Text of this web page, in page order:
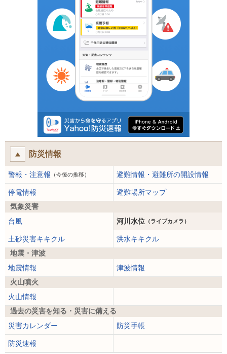
防災情報
警報・注意報 （今後の推移） 避難情報・避難所の開設情報
停電情報
避難場所マップ
気象災害
台風
河川水位 （ライブカメラ）
土砂災害キキクル
洪水キキクル
地震・津波
地震情報
津波情報
火山噴火
火山情報
過去の災害を知る・災害に備える
災害カレンダー
防災手帳
防災速報